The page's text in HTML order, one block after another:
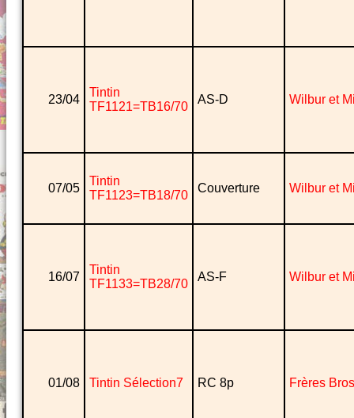
23/04
Tintin
TF1121=TB16/70
AS-D Wilbur et
07/05
Tintin
TF1123=TB18/70
Couverture Wilbur et
16/07
Tintin
TF1133=TB28/70
AS-F Wilbur et
01/08 Tintin Sélection7 RC 8p Frères